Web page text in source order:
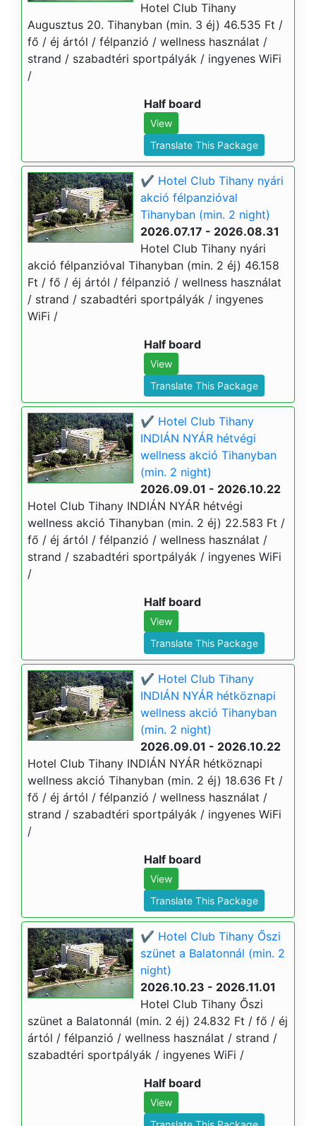
Hotel Club Tihany
Augusztus 20. Tihanyban (min. 3 éj) 46.535 Ft /
fő / éj ártól / félpanzió / wellness használat /
strand / szabadtéri sportpályák / ingyenes WiFi
/
Half board
View
Translate This Package
✔️ Hotel Club Tihany nyári
akció félpanzióval
Tihanyban (min. 2 night)
2026.07.17 - 2026.08.31
Hotel Club Tihany nyári
akció félpanzióval Tihanyban (min. 2 éj) 46.158
Ft / fő / éj ártól / félpanzió / wellness használat
/ strand / szabadtéri sportpályák / ingyenes
WiFi /
Half board
View
Translate This Package
✔️ Hotel Club Tihany
INDIÁN NYÁR hétvégi
wellness akció Tihanyban
(min. 2 night)
2026.09.01 - 2026.10.22
Hotel Club Tihany INDIÁN NYÁR hétvégi
wellness akció Tihanyban (min. 2 éj) 22.583 Ft /
fő / éj ártól / félpanzió / wellness használat /
strand / szabadtéri sportpályák / ingyenes WiFi
/
Half board
View
Translate This Package
✔️ Hotel Club Tihany
INDIÁN NYÁR hétköznapi
wellness akció Tihanyban
(min. 2 night)
2026.09.01 - 2026.10.22
Hotel Club Tihany INDIÁN NYÁR hétköznapi
wellness akció Tihanyban (min. 2 éj) 18.636 Ft /
fő / éj ártól / félpanzió / wellness használat /
strand / szabadtéri sportpályák / ingyenes WiFi
/
Half board
View
Translate This Package
✔️ Hotel Club Tihany Őszi
szünet a Balatonnál (min. 2
night)
2026.10.23 - 2026.11.01
Hotel Club Tihany Őszi
szünet a Balatonnál (min. 2 éj) 24.832 Ft / fő / éj
ártól / félpanzió / wellness használat / strand /
szabadtéri sportpályák / ingyenes WiFi /
Half board
View